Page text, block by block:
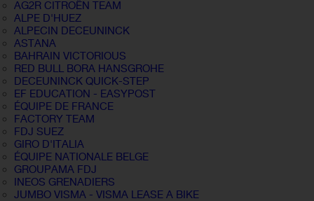
AG2R CITROËN TEAM
ALPE D'HUEZ
ALPECIN DECEUNINCK
ASTANA
BAHRAIN VICTORIOUS
RED BULL BORA HANSGROHE
DECEUNINCK QUICK-STEP
EF EDUCATION - EASYPOST
ÉQUIPE DE FRANCE
FACTORY TEAM
FDJ SUEZ
GIRO D'ITALIA
ÉQUIPE NATIONALE BELGE
GROUPAMA FDJ
INEOS GRENADIERS
JUMBO VISMA - VISMA LEASE A BIKE